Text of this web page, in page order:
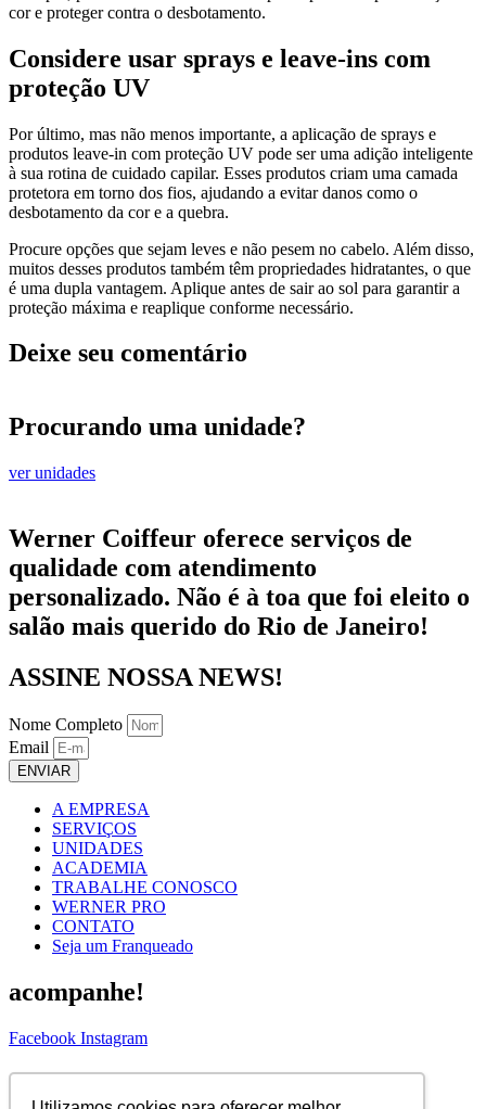
cor e proteger contra o desbotamento.
Considere usar sprays e leave-ins com
proteção UV
Por último, mas não menos importante, a aplicação de sprays e
produtos leave-in com proteção UV pode ser uma adição inteligente
à sua rotina de cuidado capilar. Esses produtos criam uma camada
protetora em torno dos fios, ajudando a evitar danos como o
desbotamento da cor e a quebra.
Procure opções que sejam leves e não pesem no cabelo. Além disso,
muitos desses produtos também têm propriedades hidratantes, o que
é uma dupla vantagem. Aplique antes de sair ao sol para garantir a
proteção máxima e reaplique conforme necessário.
Deixe seu comentário
Procurando uma unidade?
ver unidades
Werner Coiffeur oferece serviços de
qualidade com atendimento
personalizado. Não é à toa que foi eleito o
salão mais querido do Rio de Janeiro!
ASSINE NOSSA NEWS!
Nome Completo
Email
ENVIAR
A EMPRESA
SERVIÇOS
UNIDADES
ACADEMIA
TRABALHE CONOSCO
WERNER PRO
CONTATO
Seja um Franqueado
acompanhe!
Facebook Instagram
ASSINE NOSSA NEWS!